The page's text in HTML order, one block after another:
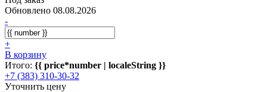
Обновлено 08.08.2026
-
+
В корзину
Итого: {{ price*number | localeString }}
+7 (383) 310-30-32
Уточнить цену